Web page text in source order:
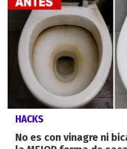
HACKS
No es con vinagre ni